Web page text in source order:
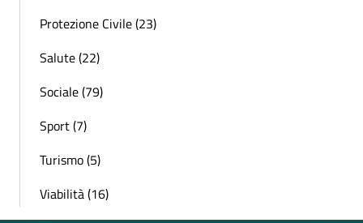
Protezione Civile (23)
Salute (22)
Sociale (79)
Sport (7)
Turismo (5)
Viabilità (16)